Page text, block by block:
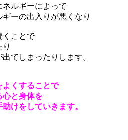
ルギーによって
ーの出入りが悪くなり
くことで
てしまったりします。
よくすることで
心と身体を
けをしていきます。